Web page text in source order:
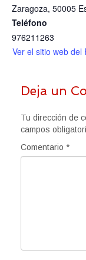
Zaragoza, 50005
Teléfono
976211263
Ver el sitio web del
Deja un
Tu dirección de
campos
Comentario *